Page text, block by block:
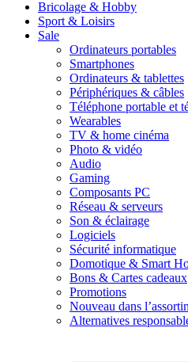
Bricolage & Hobby
Sport & Loisirs
Sale
Ordinateurs portables
Smartphones
Ordinateurs & tablettes
Périphériques & câbles
Téléphone portable et
Wearables
TV & home cinéma
Photo & vidéo
Audio
Gaming
Composants PC
Réseau & serveurs
Son & éclairage
Logiciels
Sécurité informatique
Domotique & Smart
Bons & Cartes cadeaux
Promotions
Nouveau dans
Alternatives